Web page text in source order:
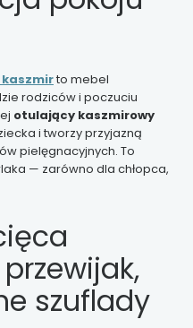
kaszmirto mebel
rodziców i poczuciu
otulający kaszmirowy
i tworzy przyjazną
pielęgnacyjnych. To
— zarówno dla chłopca,
szuflady